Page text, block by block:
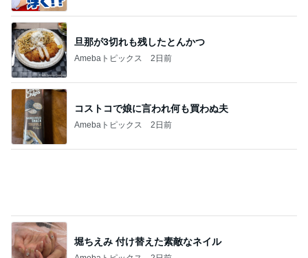
大浦龍宇一 子供に頼まれ描いた絵
娘が観た映画のざわざわする内容
Amebaトピックス 1日前